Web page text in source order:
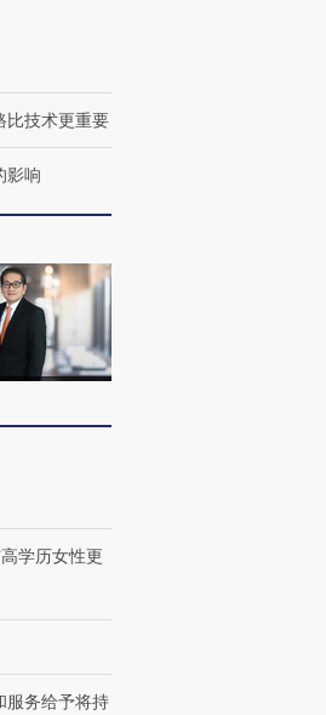
飞地休达
【商旅对话】华住集团
比技术更重要
影响
学历女性更
服务给予将持